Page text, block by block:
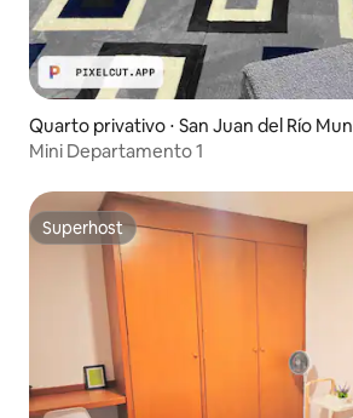
Quarto privativo ⋅ San Juan del Río
y
Mini Departamento 1
Superhost
Superhost